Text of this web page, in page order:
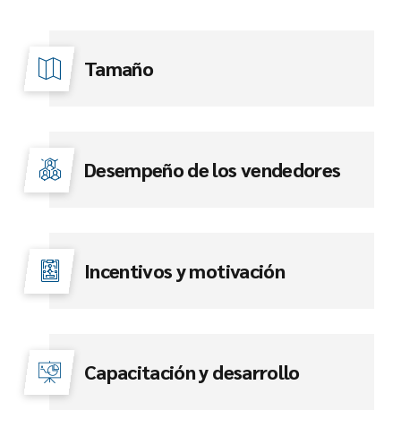
Tamaño
Desempeño de los vendedores
Incentivos y motivación
Capacitación y desarrollo